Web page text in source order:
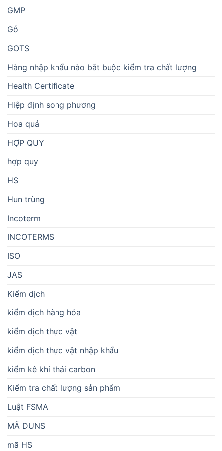
GMP
Gỗ
GOTS
Hàng nhập khẩu nào bắt buộc kiểm tra chất lượng
Health Certificate
Hiệp định song phương
Hoa quả
HỢP QUY
hợp quy
HS
Hun trùng
Incoterm
INCOTERMS
ISO
JAS
Kiểm dịch
kiểm dịch hàng hóa
kiểm dịch thực vật
kiểm dịch thực vật nhập khẩu
kiểm kê khí thải carbon
Kiểm tra chất lượng sản phẩm
Luật FSMA
MÃ DUNS
mã HS